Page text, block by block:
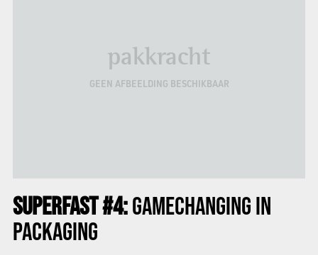
pakkracht
GEEN AFBEELDING BESCHIKBAAR
SUPERFAST #4:GAMECHANGING IN
PACKAGING